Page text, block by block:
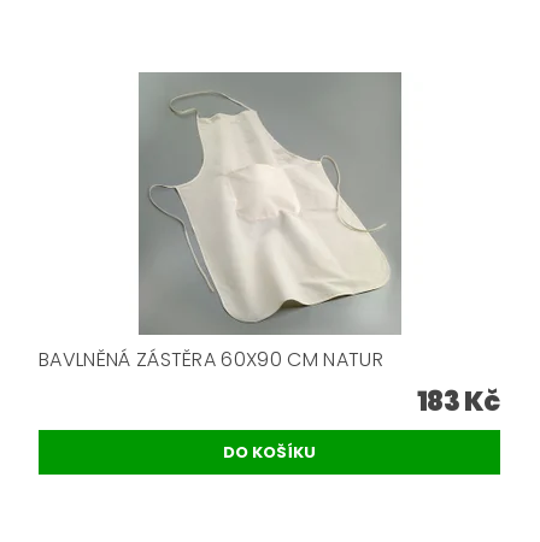
BAVLNĚNÁ ZÁSTĚRA 60X90 CM NATUR
183 Kč